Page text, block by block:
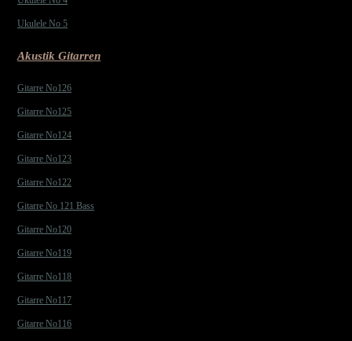
Ukulele No 5
Akustik Gitarren
Gitarre No126
Gitarre No125
Gitarre No124
Gitarre No123
Gitarre No122
Gitarre No 121 Bass
Gitarre No120
Gitarre No119
Gitarre No118
Gitarre No117
Gitarre No116